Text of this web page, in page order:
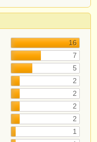
16
7
5
2
2
2
2
1